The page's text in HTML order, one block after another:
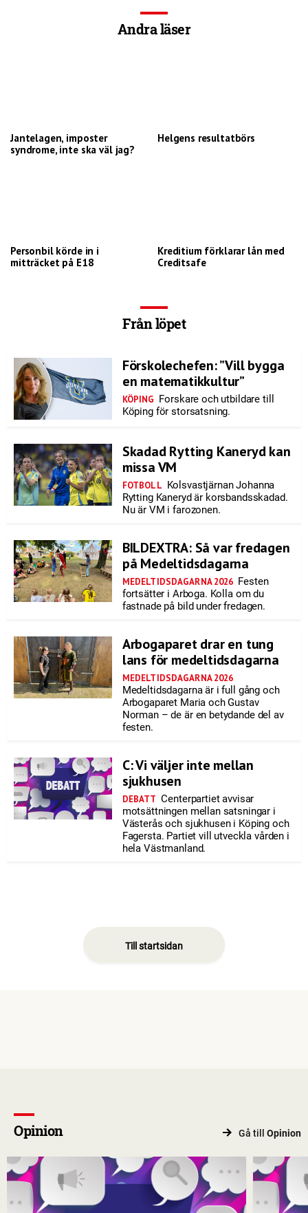
Andra läser
Jantelagen, imposter
syndrome, inte ska väl jag?
Helgens resultatbörs
Personbil körde in i
mitträcket på E18
Kreditium förklarar lån med
Creditsafe
Från löpet
Förskolechefen: ”Vill bygga
en matematikkultur”
KÖPING Forskare och utbildare till
Köping för storsatsning.
Skadad Rytting Kaneryd kan
missa VM
FOTBOLL Kolsvastjärnan Johanna
Rytting Kaneryd är korsbandsskadad.
Nu är VM i farozonen.
BILDEXTRA: Så var fredagen
på Medeltidsdagarna
MEDELTIDSDAGARNA 2026 Festen
fortsätter i Arboga. Kolla om du
fastnade på bild under fredagen.
Arbogaparet drar en tung
lans för medeltidsdagarna
MEDELTIDSDAGARNA 2026
Medeltidsdagarna är i full gång och
Arbogaparet Maria och Gustav
Norman – de är en betydande del av
festen.
C: Vi väljer inte mellan
sjukhusen
DEBATT Centerpartiet avvisar
motsättningen mellan satsningar i
Västerås och sjukhusen i Köping och
Fagersta. Partiet vill utveckla vården i
hela Västmanland.
Till startsidan
Opinion Gå till Opinion